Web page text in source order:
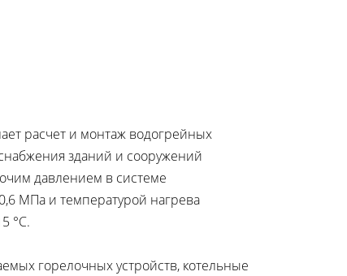
расчет и монтаж водогрейных
зданий и сооружений
давлением в системе
МПа и температурой нагрева
°С.
горелочных устройств, котельные